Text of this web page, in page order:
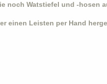
noch Watstiefel und -hosen
einen Leisten per Hand